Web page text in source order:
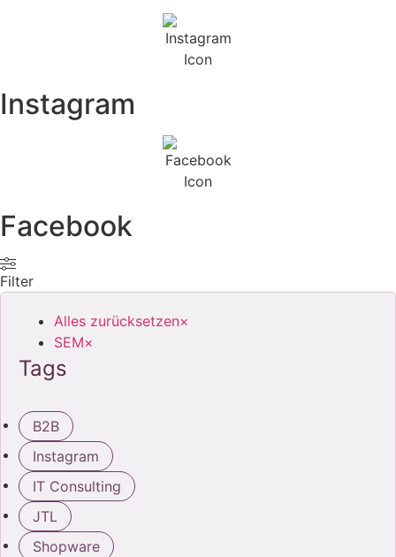
Instagram
Facebook
Filter
Alles zurücksetzen×
SEM×
Tags
B2B
Instagram
IT Consulting
JTL
Shopware